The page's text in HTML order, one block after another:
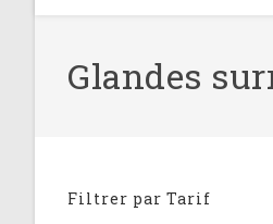
Glandes
Filtrer par Tarif